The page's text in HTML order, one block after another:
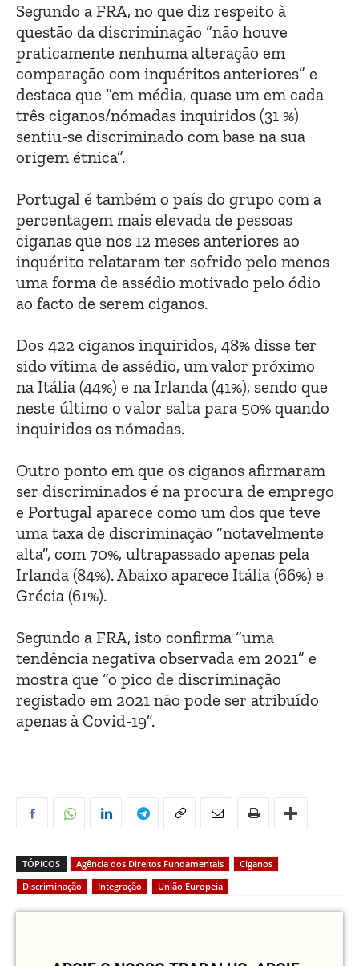
Segundo a FRA, no que diz respeito à
questão da discriminação “não houve
praticamente nenhuma alteração em
comparação com inquéritos anteriores” e
destaca que “em média, quase um em cada
três ciganos/nómadas inquiridos (31 %)
sentiu-se discriminado com base na sua
origem étnica”.
Portugal é também o país do grupo com a
percentagem mais elevada de pessoas
ciganas que nos 12 meses anteriores ao
inquérito relataram ter sofrido pelo menos
uma forma de assédio motivado pelo ódio
ao facto de serem ciganos.
Dos 422 ciganos inquiridos, 48% disse ter
sido vítima de assédio, um valor próximo
na Itália (44%) e na Irlanda (41%), sendo que
neste último o valor salta para 50% quando
inquiridos os nómadas.
Outro ponto em que os ciganos afirmaram
ser discriminados é na procura de emprego
e Portugal aparece como um dos que teve
uma taxa de discriminação “notavelmente
alta”, com 70%, ultrapassado apenas pela
Irlanda (84%). Abaixo aparece Itália (66%) e
Grécia (61%).
Segundo a FRA, isto confirma “uma
tendência negativa observada em 2021” e
mostra que “o pico de discriminação
registado em 2021 não pode ser atribuído
apenas à Covid-19”.
TÓPICOS Agência dos Direitos Fundamentais
Ciganos
Discriminação
Integração União Europeia